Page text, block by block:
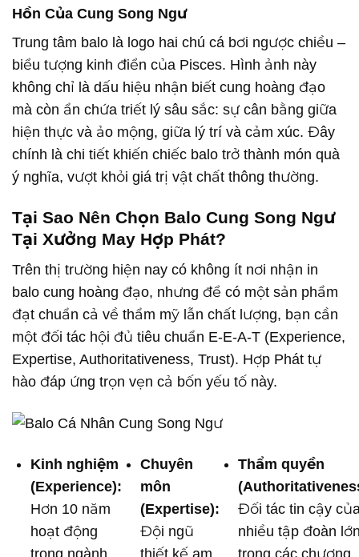
Hồn Của Cung Song Ngư
Trung tâm balo là logo hai chú cá bơi ngược chiều –
biểu tượng kinh điển của Pisces. Hình ảnh này
không chỉ là dấu hiệu nhận biết cung hoàng đạo
mà còn ẩn chứa triết lý sâu sắc: sự cân bằng giữa
hiện thực và ảo mộng, giữa lý trí và cảm xúc. Đây
chính là chi tiết khiến chiếc balo trở thành món quà
ý nghĩa, vượt khỏi giá trị vật chất thông thường.
Tại Sao Nên Chọn Balo Cung Song Ngư
Tại Xưởng May Hợp Phát?
Trên thị trường hiện nay có không ít nơi nhận in
balo cung hoàng đạo, nhưng để có một sản phẩm
đạt chuẩn cả về thẩm mỹ lẫn chất lượng, bạn cần
một đối tác hội đủ tiêu chuẩn E-E-A-T (Experience,
Expertise, Authoritativeness, Trust). Hợp Phát tự
hào đáp ứng trọn vẹn cả bốn yếu tố này.
Kinh nghiệm
(Experience):
Hơn 10 năm
hoạt động
trong ngành
Chuyên
môn
(Expertise):
Đội ngũ
thiết kế am
Thẩm quyền
Đối tác tin cậy
nhiều tập đoàn
trong các chương